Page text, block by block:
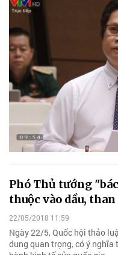
Phó Thủ tướng
thuộc vào dầu, than
22/05/2018 11:59
Ngày 22/5, Quốc hội thảo
dung quan trọng, có ý nghĩa